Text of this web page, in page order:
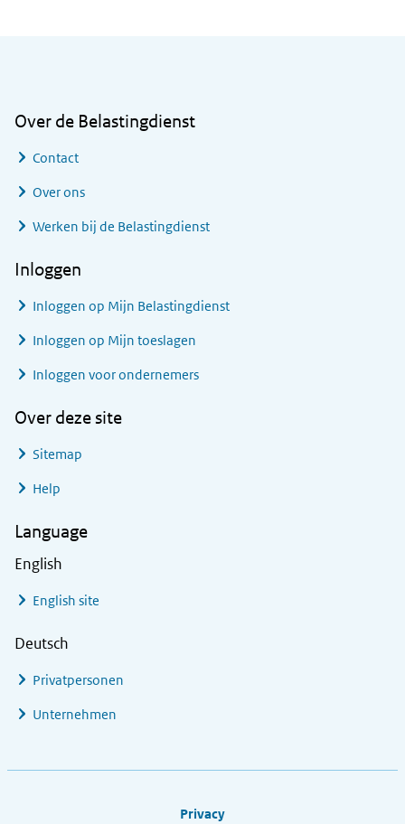
Over de Belastingdienst
Contact
Over ons
Werken bij de Belastingdienst
Inloggen
Inloggen op Mijn Belastingdienst
Inloggen op Mijn toeslagen
Inloggen voor ondernemers
Over deze site
Sitemap
Help
Language
English
English site
Deutsch
Privatpersonen
Unternehmen
Privacy